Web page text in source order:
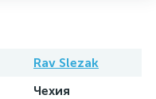
Rav Slezak
Чехия